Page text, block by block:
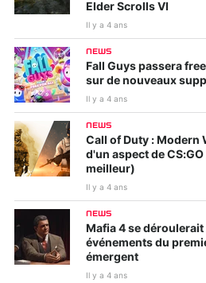
Elder Scrolls VI
Il y a 4 ans
NEWS
Fall Guys passera
sur de nouveaux
Il y a 4 ans
NEWS
Call of Duty : Modern
d'un aspect de
meilleur)
Il y a 4 ans
NEWS
Mafia 4 se
événements du
émergent
Il y a 4 ans